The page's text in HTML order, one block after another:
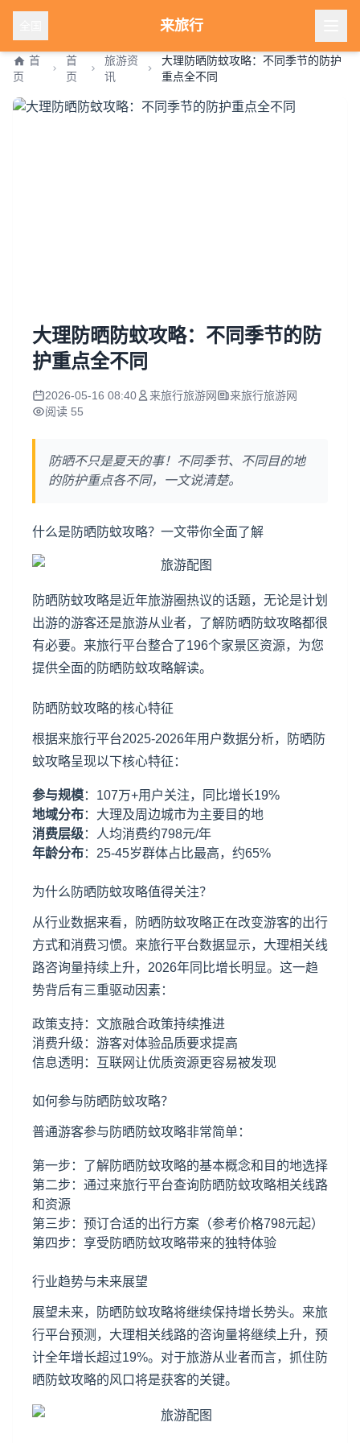
来旅行
首
页
首
页
旅游资
讯
大理防晒防蚊攻略：不同季节的防护
重点全不同
大理防晒防蚊攻略：不同季节的防
护重点全不同
2026-05-16 08:40 来旅行旅游网
来旅行旅游网
阅读 55
防晒不只是夏天的事！不同季节、不同目的地
的防护重点各不同，一文说清楚。
什么是防晒防蚊攻略？一文带你全面了解
防晒防蚊攻略是近年旅游圈热议的话题，无论是计划
出游的游客还是旅游从业者，了解防晒防蚊攻略都很
有必要。来旅行平台整合了196个家景区资源，为您
提供全面的防晒防蚊攻略解读。
防晒防蚊攻略的核心特征
根据来旅行平台2025-2026年用户数据分析，防晒防
蚊攻略呈现以下核心特征：
参与规模：107万+用户关注，同比增长19%
地域分布： 大理及周边城市为主要目的地
消费层级：人均消费约798元/年
年龄分布：25-45岁群体占比最高，约65%
为什么防晒防蚊攻略值得关注？
从行业数据来看，防晒防蚊攻略正在改变游客的出行
方式和消费习惯。来旅行平台数据显示，大理相关线
路咨询量持续上升，2026年同比增长明显。这一趋
势背后有三重驱动因素：
政策支持：文旅融合政策持续推进
消费升级：游客对体验品质要求提高
信息透明：互联网让优质资源更容易被发现
如何参与防晒防蚊攻略？
普通游客参与防晒防蚊攻略非常简单：
第一步：了解防晒防蚊攻略的基本概念和目的地选择
第二步：通过来旅行平台查询防晒防蚊攻略相关线路
和资源
第三步：预订合适的出行方案（参考价格798元起）
第四步：享受防晒防蚊攻略带来的独特体验
行业趋势与未来展望
展望未来，防晒防蚊攻略将继续保持增长势头。来旅
行平台预测，大理相关线路的咨询量将继续上升，预
计全年增长超过19%。对于旅游从业者而言，抓住防
晒防蚊攻略的风口将是获客的关键。